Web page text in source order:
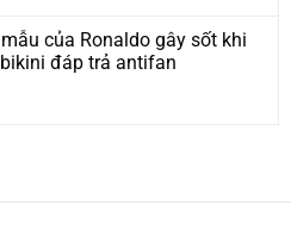
của Ronaldo gây sốt khi
đáp trả antifan